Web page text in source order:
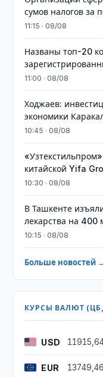
сумов налогов за
11:15 · 08/08
Названы топ-20
11:00 · 08/08
Ходжаев:
экономики
10:45 · 08/08
китайской Yifa
10:30 · 08/08
​​​​​​​В Ташкенте
лекарства на 400
10:15 · 08/08
Больше новостей
КУРСЫ ВАЛЮТ
USD
EUR